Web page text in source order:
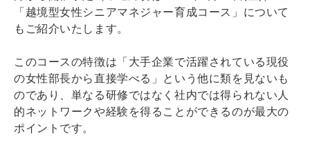
「越境型女性シニアマネジャー育成コース」について
もご紹介いたします。
このコースの特徴は「大手企業で活躍されている現役
の女性部長から直接学べる」という他に類を見ないも
のであり、単なる研修ではなく社内では得られない人
的ネットワークや経験を得ることができるのが最大の
ポイントです。